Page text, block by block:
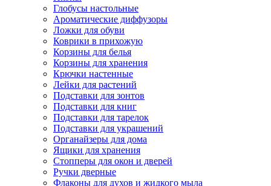
Глобусы настольные
Ароматические диффузоры
Ложки для обуви
Коврики в прихожую
Корзины для белья
Корзины для хранения
Крючки настенные
Лейки для растений
Подставки для зонтов
Подставки для книг
Подставки для тарелок
Подставки для украшений
Органайзеры для дома
Ящики для хранения
Стопперы для окон и дверей
Ручки дверные
Флаконы для духов и жидкого мыла